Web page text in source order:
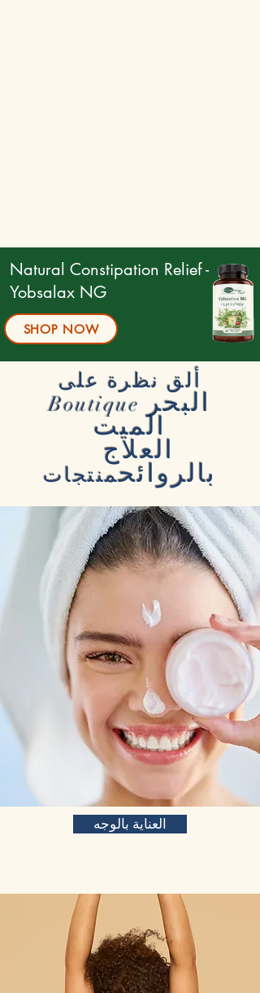
Natural Constipation Relief -
Yobsalax NG
SHOP NOW
ألق نظرة على
Boutique
البحر
الميت
بالروائحمنتجات
العناية بالوجه